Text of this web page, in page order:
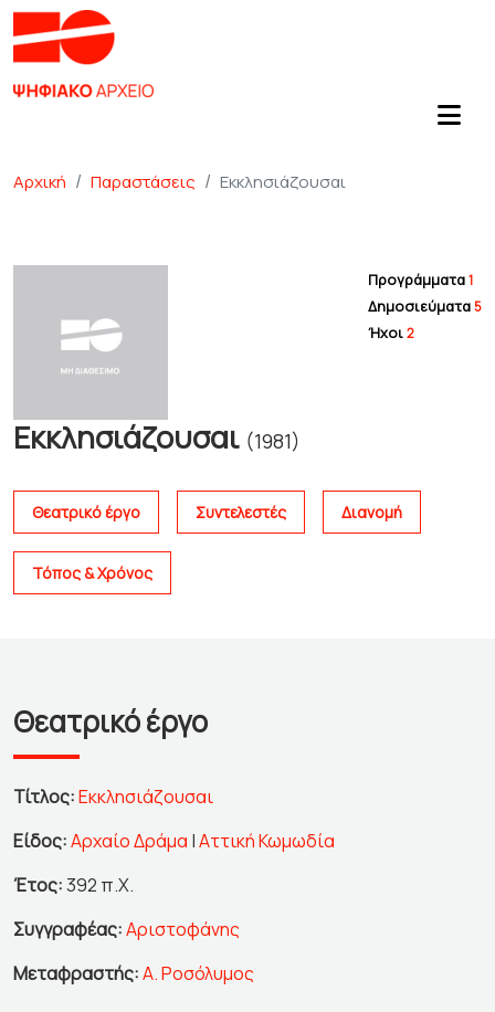
Αρχική Παραστάσεις Εκκλησιάζουσαι
Προγράμματα 1
Δημοσιεύματα 5
Ήχοι 2
Εκκλησιάζουσαι (1981)
Θεατρικό έργο Συντελεστές Διανομή
Τόπος & Χρόνος
Θεατρικό έργο
Τίτλος:Εκκλησιάζουσαι
Είδος:Αρχαίο Δράμα |Αττική Κωμωδία
Έτος:392 π.Χ.
Συγγραφέας:Αριστοφάνης
Μεταφραστής:Α. Ροσόλυμος